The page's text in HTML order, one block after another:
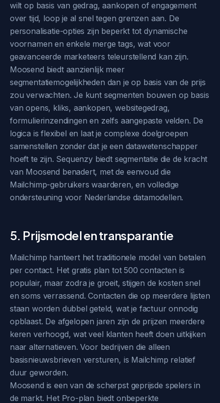
wilt op basis van gedrag, aankopen of engagement
over tijd, loop je al snel tegen grenzen aan. De
personalisatie-opties zijn beperkt tot dynamische
voornamen en enkele merge tags, wat voor
geavanceerde marketeers teleurstellend kan zijn.
Moosend biedt aanzienlijk meer
segmentatiemogelijkheden dan je op basis van de prijs
zou verwachten. Je kunt segmenten bouwen op basis
van opens, kliks, aankopen, websitegedrag,
formulierinzendingen en zelfs aangepaste velden. De
logica is flexibel en laat je complexe doelgroepen
samenstellen zonder dat je een datawetenschapper
hoeft te zijn. Sequenzy biedt segmentatie die de kracht
van Moosend benadert, met de eenvoud die
Mailchimp-gebruikers waarderen, en volledige
ondersteuning voor Nederlandse datamodellen.
5. Prijsmodel en transparantie
Mailchimp hanteert het traditionele model van betalen
per contact. Het gratis plan tot 500 contacten is
populair, maar zodra je groeit, stijgen de kosten snel
en soms verrassend. Contacten die op meerdere lijsten
staan worden dubbel geteld, wat je factuur onnodig
opblaast. De afgelopen jaren zijn de prijzen meerdere
keren verhoogd, wat veel klanten heeft doen uitkijken
naar alternatieven. Voor bedrijven die alleen
basisnieuwsbrieven versturen, is Mailchimp relatief
duur geworden.
Moosend is een van de scherpst geprijsde spelers in
de markt. Het Pro-plan biedt onbeperkte